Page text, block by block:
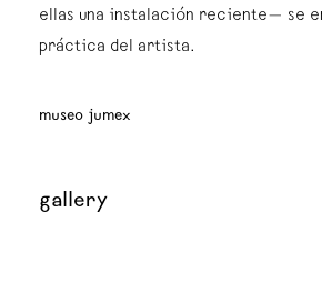
ellas una instalación reciente— se
práctica del artista.
museo jumex
gallery